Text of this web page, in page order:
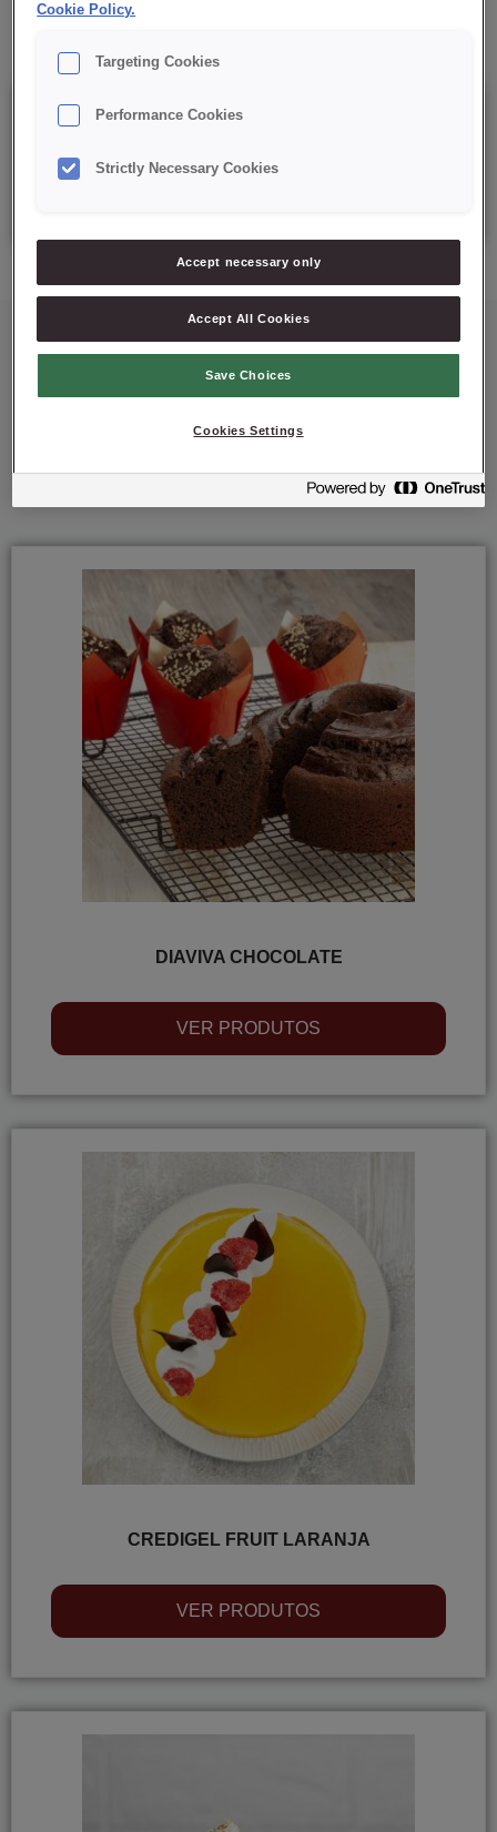
Details
Mais soluções para si
DIAVIVA CHOCOLATE
VER PRODUTOS
CREDIGEL FRUIT LARANJA
VER PRODUTOS
Cookie Policy.
Targeting Cookies
Performance Cookies
Strictly Necessary Cookies
Accept necessary only
Accept All Cookies
Save Choices
Cookies Settings